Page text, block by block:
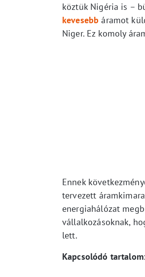
köztük Nigéria is –
kevesebb áramot
Niger. Ez komoly
Ennek
tervezett
energiahálózat
vállalkozásoknak,
lett.
Kapcsolódó tartalom: